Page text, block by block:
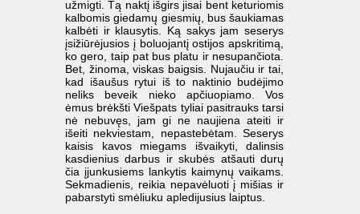
užmigti. Tą naktį išgirs jisai bent keturiomis
kalbomis giedamų giesmių, bus šaukiamas
kalbėti ir klausytis. Ką sakys jam seserys
įsižiūrėjusios į boluojantį ostijos apskritimą,
ko gero, taip pat bus platu ir nesupančiota.
Bet, žinoma, viskas baigsis. Nujaučiu ir tai,
kad išaušus rytui iš to naktinio budėjimo
neliks beveik nieko apčiuopiamo. Vos
ėmus brėkšti Viešpats tyliai pasitrauks tarsi
nė nebuvęs, jam gi ne naujiena ateiti ir
išeiti nekviestam, nepastebėtam. Seserys
kaisis kavos miegams išvaikyti, dalinsis
kasdienius darbus ir skubės atšauti durų
čia įjunkusiems lankytis kaimynų vaikams.
Sekmadienis, reikia nepavėluoti į mišias ir
pabarstyti smėliuku apledijusius laiptus.